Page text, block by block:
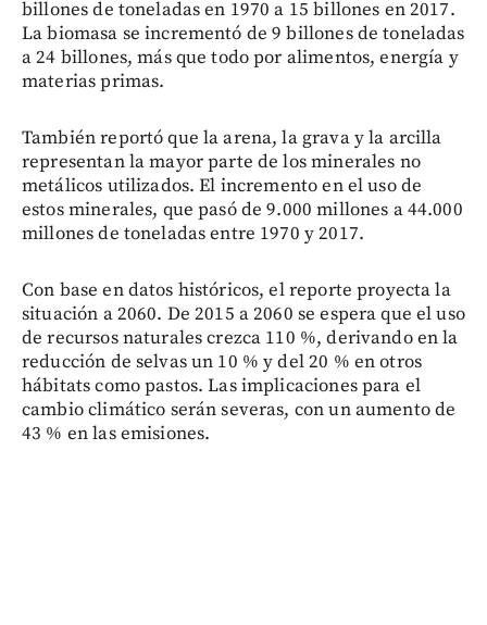
billones de toneladas en 1970 a 15 billones en 2017.
La biomasa se incrementó de 9 billones de toneladas
a 24 billones, más que todo por alimentos, energía y
materias primas.
También reportó que la arena, la grava y la arcilla
representan la mayor parte de los minerales no
metálicos utilizados. El incremento en el uso de
estos minerales, que pasó de 9.000 millones a 44.000
millones de toneladas entre 1970 y 2017.
Con base en datos históricos, el reporte proyecta la
situación a 2060. De 2015 a 2060 se espera que el uso
de recursos naturales crezca 110 %, derivando en la
reducción de selvas un 10 % y del 20 % en otros
hábitats como pastos. Las implicaciones para el
cambio climático serán severas, con un aumento de
43 % en las emisiones.